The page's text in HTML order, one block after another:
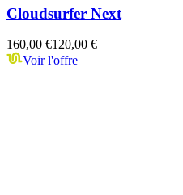
Cloudsurfer Next
160,00 €120,00 €
Voir l'offre